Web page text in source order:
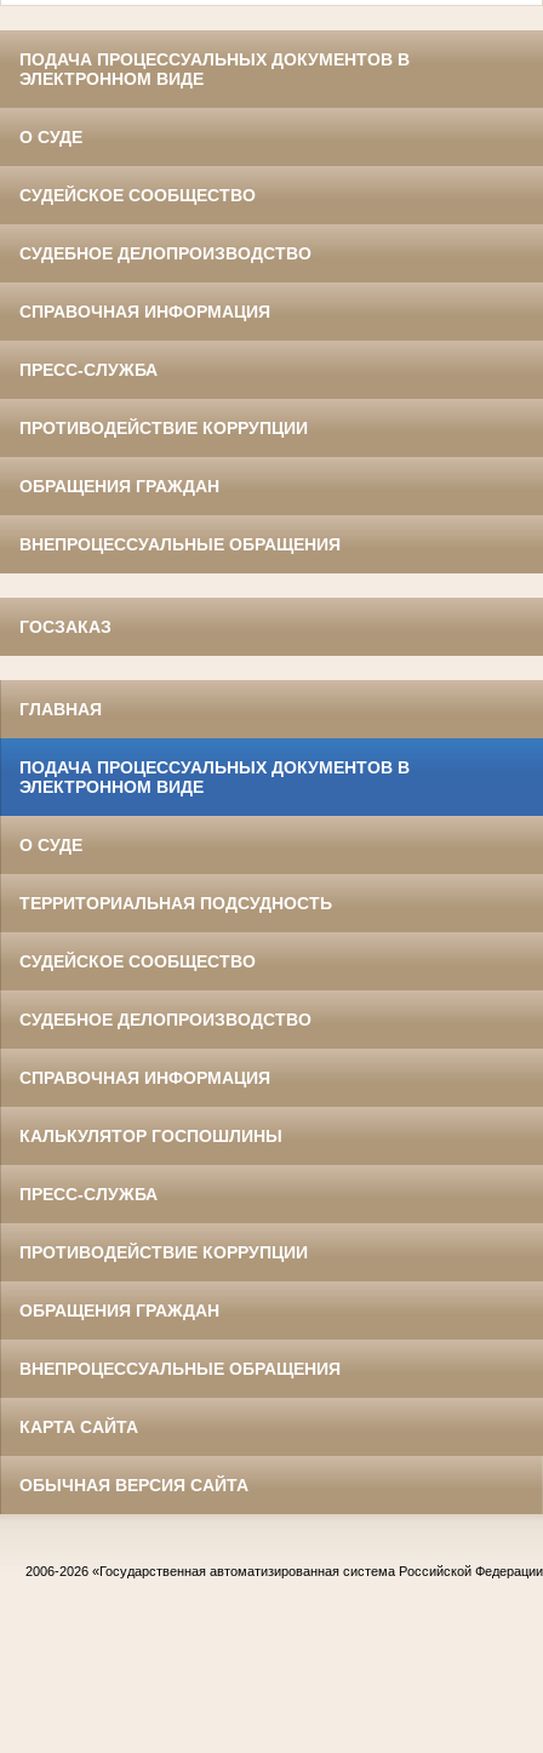
ПОДАЧА ПРОЦЕССУАЛЬНЫХ ДОКУМЕНТОВ В
ЭЛЕКТРОННОМ ВИДЕ
О СУДЕ
СУДЕЙСКОЕ СООБЩЕСТВО
СУДЕБНОЕ ДЕЛОПРОИЗВОДСТВО
СПРАВОЧНАЯ ИНФОРМАЦИЯ
ПРЕСС-СЛУЖБА
ПРОТИВОДЕЙСТВИЕ КОРРУПЦИИ
ОБРАЩЕНИЯ ГРАЖДАН
ВНЕПРОЦЕССУАЛЬНЫЕ ОБРАЩЕНИЯ
ГОСЗАКАЗ
ГЛАВНАЯ
ПОДАЧА ПРОЦЕССУАЛЬНЫХ ДОКУМЕНТОВ В
ЭЛЕКТРОННОМ ВИДЕ
О СУДЕ
ТЕРРИТОРИАЛЬНАЯ ПОДСУДНОСТЬ
СУДЕЙСКОЕ СООБЩЕСТВО
СУДЕБНОЕ ДЕЛОПРОИЗВОДСТВО
СПРАВОЧНАЯ ИНФОРМАЦИЯ
КАЛЬКУЛЯТОР ГОСПОШЛИНЫ
ПРЕСС-СЛУЖБА
ПРОТИВОДЕЙСТВИЕ КОРРУПЦИИ
ОБРАЩЕНИЯ ГРАЖДАН
ВНЕПРОЦЕССУАЛЬНЫЕ ОБРАЩЕНИЯ
КАРТА САЙТА
ОБЫЧНАЯ ВЕРСИЯ САЙТА
2006-2026 «Государственная автоматизированная система Российской